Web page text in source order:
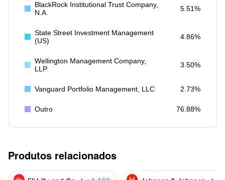
BlackRock Institutional Trust Company,
N.A.
5.51%
State Street Investment Management
(US)
4.86%
Wellington Management Company,
LLP
3.50%
Vanguard Portfolio Management, LLC 2.73%
Outro 76.88%
Produtos relacionados